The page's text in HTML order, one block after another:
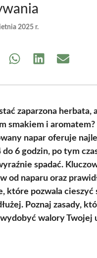
2025 r.
Share Share Share
zaparzona herbata,
smakiem i aromatem?
napar oferuje
do 6 godzin, po tym
spadać.
od naparu oraz
które pozwala cieszyć
Poznaj zasady,
walory Twojej